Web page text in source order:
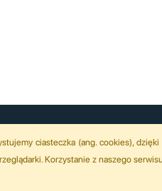
ciasteczka (ang. cookies),
Korzystanie z naszego